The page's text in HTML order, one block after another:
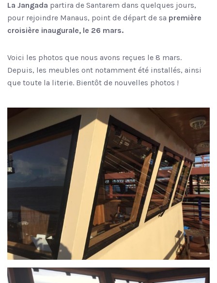
La Jangada partira de Santarem dans quelques jours,
pour rejoindre Manaus, point de départ de sa première
croisière inaugurale, le 26 mars.
Voici les photos que nous avons reçues le 8 mars.
Depuis, les meubles ont notamment été installés, ainsi
que toute la literie. Bientôt de nouvelles photos !